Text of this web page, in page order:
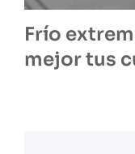
Frío
mejor tus